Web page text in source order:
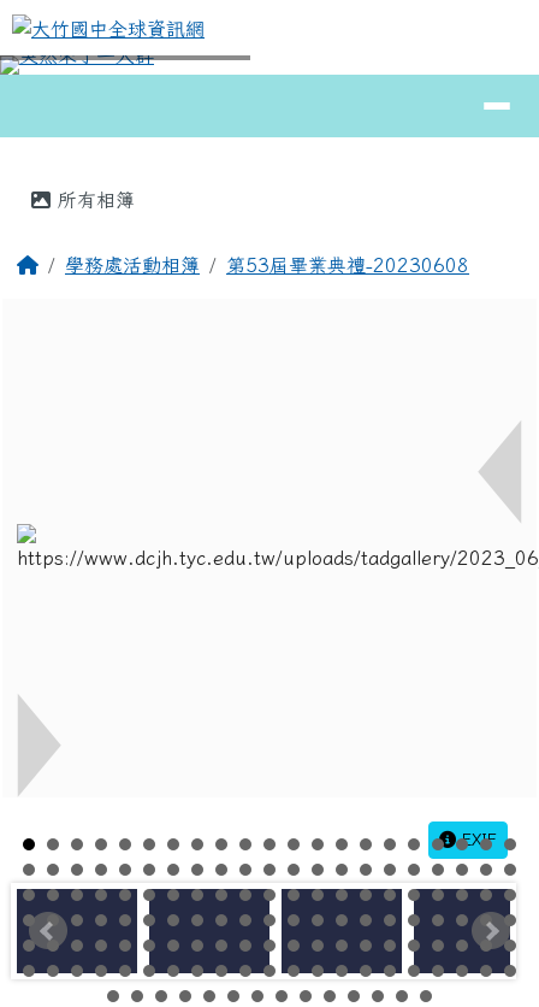
跳至主內容區
大竹國中全球資訊網
⏸
所有相簿
回首頁學務處活動相簿 第53屆畢業典禮-20230608
EXIF